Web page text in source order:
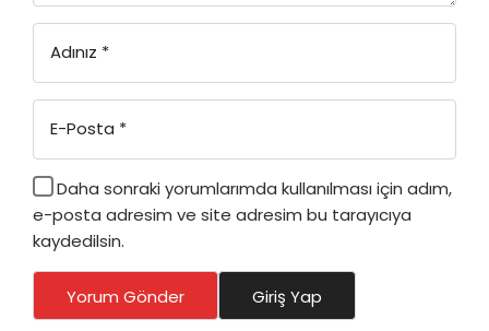
Adınız *
E-Posta *
Daha sonraki yorumlarımda kullanılması için adım,
e-posta adresim ve site adresim bu tarayıcıya
kaydedilsin.
Yorum Gönder Giriş Yap